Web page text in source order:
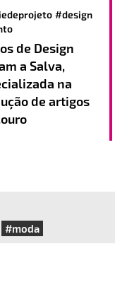
#design
de Design
a Salva,
na
de artigos
#moda